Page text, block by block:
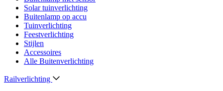
Solar tuinverlichting
Buitenlamp op accu
Tuinverlichting
Feestverlichting
Stijlen
Accessoires
Alle Buitenverlichting
Railverlichting